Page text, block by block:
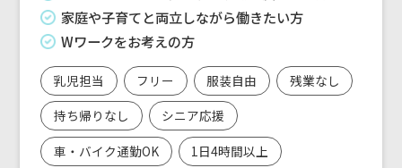
家庭や子育てと両立しながら働きたい方
Wワークをお考えの方
乳児担当 フリー 服装自由
残業なし
持ち帰りなし
シニア応援
車・バイク通勤OK
1日4時間以上